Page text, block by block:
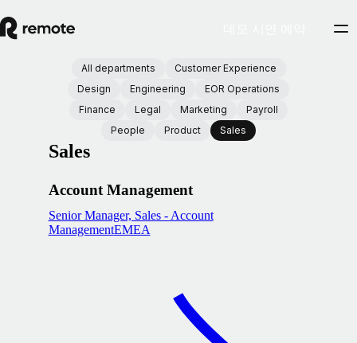
All departments
Customer Experience
Design
Engineering
EOR Operations
Finance
Legal Marketing
Payroll
People
Product Sales
Sales
Account Management
Senior Manager, Sales - Account
ManagementEMEA